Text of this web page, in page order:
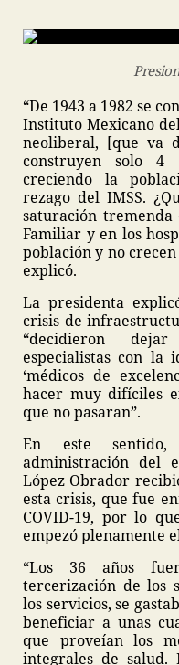
“De 1943 a 1982 se
Instituto Mexicano
neoliberal, [que va
construyen solo 4
creciendo la
rezago del IMSS.
saturación tremenda
Familiar y en los
población y no
explicó.
La presidenta
crisis de
“decidieron
especialistas con la
‘médicos de
hacer muy difíciles
que no pasaran”.
En este
administración del
López Obrador
esta crisis, que fue
COVID-19, por lo
empezó plenamente
“Los 36 años
tercerización de los
los servicios, se
beneficiar a unas
que proveían los
integrales de salud.